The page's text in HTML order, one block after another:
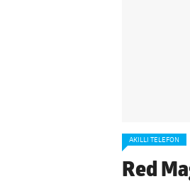
AKILLI TELEFON
Red